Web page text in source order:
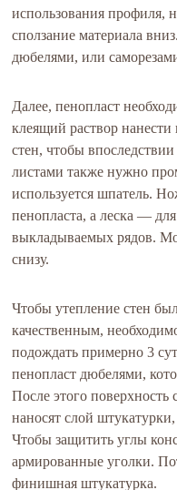
использования профиля,
сползание материала
дюбелями, или
Далее, пенопласт
клеящий раствор
стен, чтобы
листами также нужно
используется шпатель.
пенопласта, а леска —
выкладываемых рядов.
снизу.
Чтобы утепление стен
качественным,
подождать примерно 3
пенопласт дюбелями,
После этого поверхность
наносят слой
Чтобы защитить углы
армированные уголки.
финишная штукатурка.